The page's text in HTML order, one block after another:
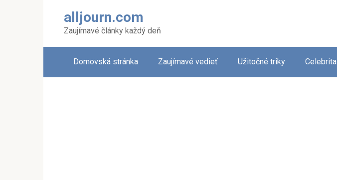
alljourn.com
Zaujímavé články každý deň
Domovská stránka Zaujímavé vedieť Užitočné triky Celebrita